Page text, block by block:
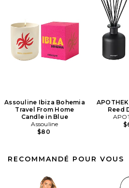
Assouline Ibiza Bohemia
Travel From Home
Candle in Blue
Assouline
$80
Reed
RECOMMANDÉ POUR VOUS